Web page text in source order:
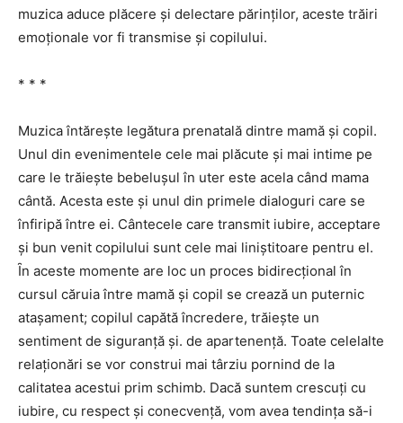
muzica aduce plăcere şi delectare părinților, aceste trăiri
emoționale vor fi transmise şi copilului.
* * *
Muzica întăreşte legătura prenatală dintre mamă și copil.
Unul din evenimentele cele mai plăcute şi mai intime pe
care le trăieşte bebeluşul în uter este acela când mama
cântă. Acesta este şi unul din primele dialoguri care se
înfiripă între ei. Cântecele care transmit iubire, acceptare
şi bun venit copilului sunt cele mai liniştitoare pentru el.
Ȋn aceste momente are loc un proces bidirecțional în
cursul căruia între mamă şi copil se crează un puternic
ataşament; copilul capătă încredere, trăieşte un
sentiment de siguranță şi. de apartenență. Toate celelalte
relaționări se vor construi mai târziu pornind de la
calitatea acestui prim schimb. Dacă suntem crescuți cu
iubire, cu respect şi conecvență, vom avea tendința să-i